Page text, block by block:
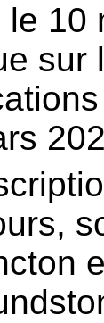
le 10
sur